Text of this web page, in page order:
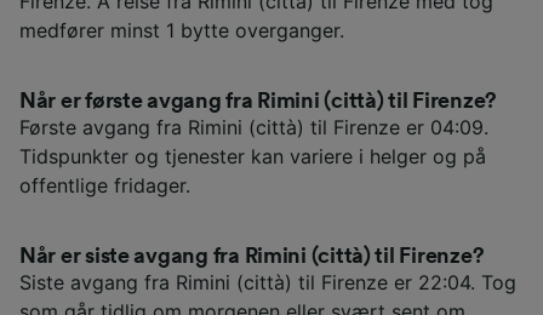
medfører minst 1 bytte overganger.
Når er første avgang fra Rimini (città) til Firenze?
Første avgang fra Rimini (città) til Firenze er 04:09.
Tidspunkter og tjenester kan variere i helger og på
offentlige fridager.
Når er siste avgang fra Rimini (città) til Firenze?
Siste avgang fra Rimini (città) til Firenze er 22:04. Tog